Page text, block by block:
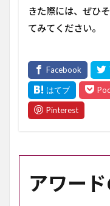
きた際には、ぜひ
てみてください。
アワー